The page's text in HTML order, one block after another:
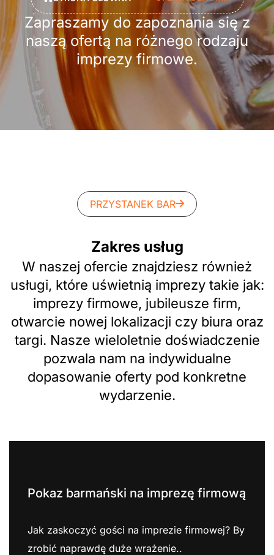
Zapraszamy do zapoznania się z
naszą ofertą na różnego rodzaju
imprezy firmowe.
PRZYSTANEK BAR
Zakres usług
W naszej ofercie znajdziesz również
usługi, które uświetnią imprezy takie jak:
imprezy firmowe, jubileusze firm,
otwarcie nowej lokalizacji czy biura oraz
targi. Nasze wieloletnie doświadczenie
pozwala nam na indywidualne
dopasowanie oferty pod konkretne
wydarzenie.
Pokaz barmański na imprezę firmową
Jak zaskoczyć gości na imprezie firmowej? By
zrobić naprawdę duże wrażenie..